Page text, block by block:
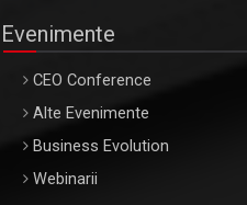
Evenimente
CEO Conference
Alte Evenimente
Business Evolution
Webinarii